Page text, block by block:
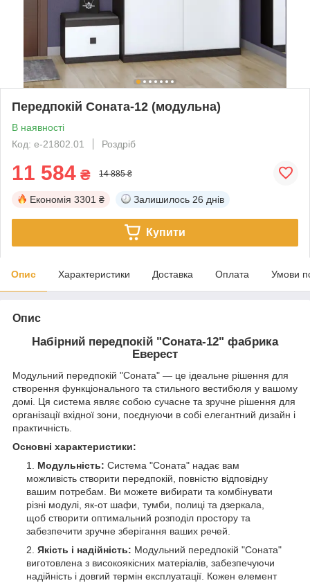
Передпокій Соната-12 (модульна)
В наявності
Код: е-21802.01
Роздріб
11 584 ₴ 14 885 ₴
Економія 3301 ₴ Залишилось 26 днів
Купити
Опис Характеристики Доставка Оплата Умови
Опис
Набірний передпокій "Соната-12" фабрика
Еверест
Модульний передпокій "Соната" — це ідеальне рішення для
створення функціонального та стильного вестибюля у вашому
домі. Ця система являє собою сучасне та зручне рішення для
організації вхідної зони, поєднуючи в собі елегантний дизайн і
практичність.
Основні характеристики:
Модульність: Система "Соната" надає вам
можливість створити передпокій, повністю відповідну
вашим потребам. Ви можете вибирати та комбінувати
різні модулі, як-от шафи, тумби, полиці та дзеркала,
щоб створити оптимальний розподіл простору та
забезпечити зручне зберігання ваших речей.
Якість і надійність: Модульний передпокій "Соната"
виготовлена з високоякісних матеріалів, забезпечуючи
надійність і довгий термін експлуатації. Кожен елемент